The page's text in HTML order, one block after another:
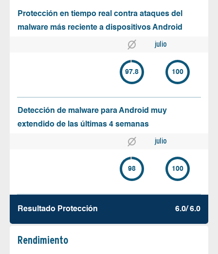
Protección en tiempo real contra ataques del
malware más reciente a dispositivos Android
julio
97.8 100
Detección de malware para Android muy
extendido de las últimas 4 semanas
julio
98 100
Resultado Protección 6.0/ 6.0
Rendimiento